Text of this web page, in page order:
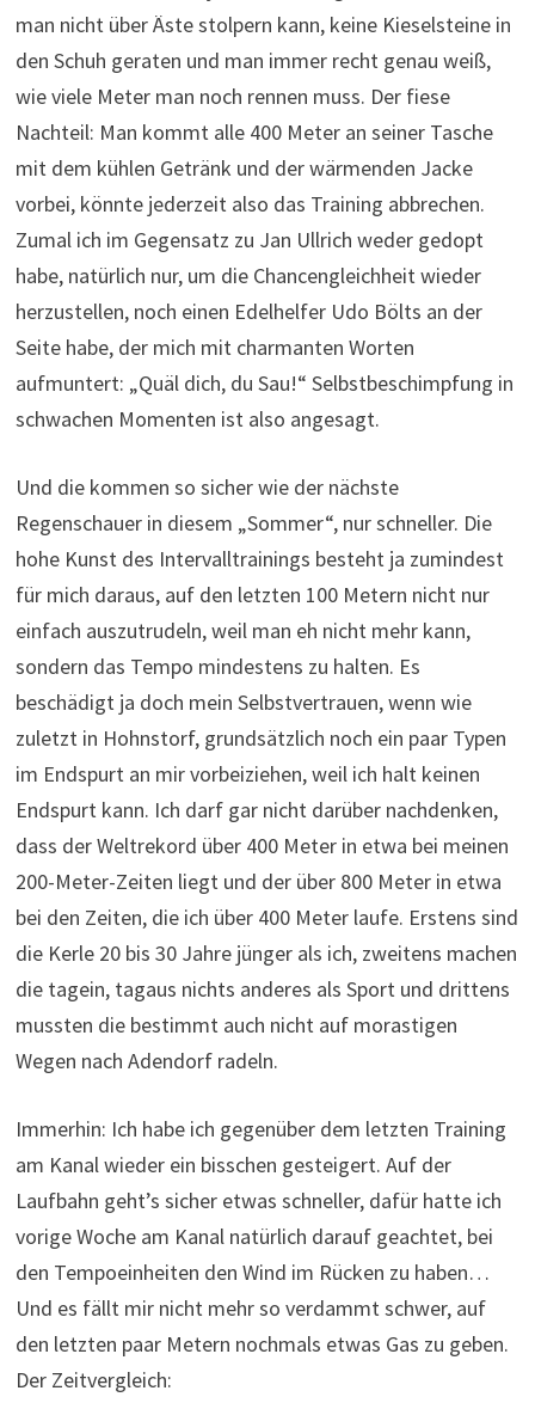
man nicht über Äste stolpern kann, keine Kieselsteine in
den Schuh geraten und man immer recht genau weiß,
wie viele Meter man noch rennen muss. Der fiese
Nachteil: Man kommt alle 400 Meter an seiner Tasche
mit dem kühlen Getränk und der wärmenden Jacke
vorbei, könnte jederzeit also das Training abbrechen.
Zumal ich im Gegensatz zu Jan Ullrich weder gedopt
habe, natürlich nur, um die Chancengleichheit wieder
herzustellen, noch einen Edelhelfer Udo Bölts an der
Seite habe, der mich mit charmanten Worten
aufmuntert: „Quäl dich, du Sau!“ Selbstbeschimpfung in
schwachen Momenten ist also angesagt.
Und die kommen so sicher wie der nächste
Regenschauer in diesem „Sommer“, nur schneller. Die
hohe Kunst des Intervalltrainings besteht ja zumindest
für mich daraus, auf den letzten 100 Metern nicht nur
einfach auszutrudeln, weil man eh nicht mehr kann,
sondern das Tempo mindestens zu halten. Es
beschädigt ja doch mein Selbstvertrauen, wenn wie
zuletzt in Hohnstorf, grundsätzlich noch ein paar Typen
im Endspurt an mir vorbeiziehen, weil ich halt keinen
Endspurt kann. Ich darf gar nicht darüber nachdenken,
dass der Weltrekord über 400 Meter in etwa bei meinen
200-Meter-Zeiten liegt und der über 800 Meter in etwa
bei den Zeiten, die ich über 400 Meter laufe. Erstens sind
die Kerle 20 bis 30 Jahre jünger als ich, zweitens machen
die tagein, tagaus nichts anderes als Sport und drittens
mussten die bestimmt auch nicht auf morastigen
Wegen nach Adendorf radeln.
Immerhin: Ich habe ich gegenüber dem letzten Training
am Kanal wieder ein bisschen gesteigert. Auf der
Laufbahn geht’s sicher etwas schneller, dafür hatte ich
vorige Woche am Kanal natürlich darauf geachtet, bei
den Tempoeinheiten den Wind im Rücken zu haben…
Und es fällt mir nicht mehr so verdammt schwer, auf
den letzten paar Metern nochmals etwas Gas zu geben.
Der Zeitvergleich: